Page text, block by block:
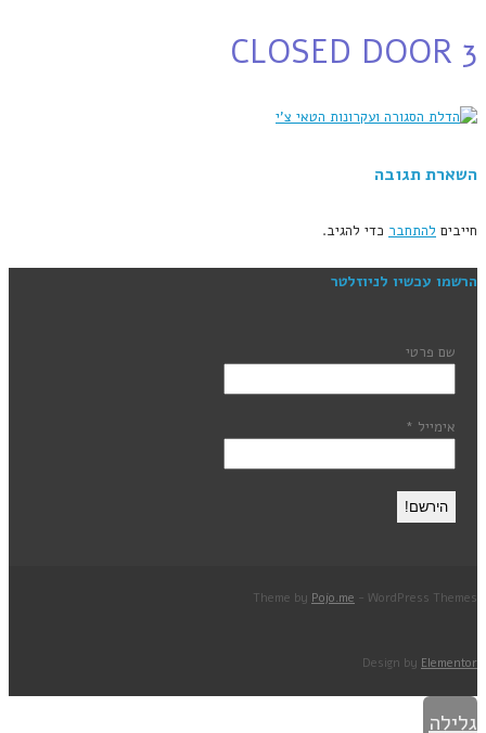
CLOSED DOOR 3
השארת תגובה
חייבים להתחבר כדי להגיב.
הרשמו עכשיו לניוזלטר
שם פרטי
אימייל *
Theme by Pojo.me - WordPress Themes
Design by Elementor
גלילה